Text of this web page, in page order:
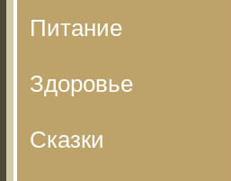
Питание
Здоровье
Сказки